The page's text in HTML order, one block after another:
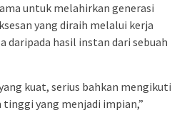
untuk melahirkan generasi
yang diraih melalui kerja
daripada hasil instan dari sebuah
kuat, serius bahkan mengikuti
yang menjadi impian,”